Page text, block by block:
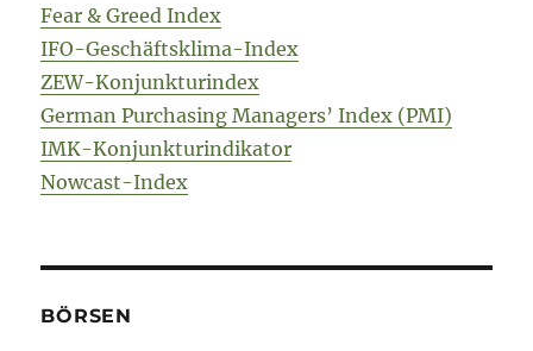
Fear & Greed Index
IFO-Geschäftsklima-Index
ZEW-Konjunkturindex
German Purchasing Managers’ Index (PMI)
IMK-Konjunkturindikator
Nowcast-Index
BÖRSEN